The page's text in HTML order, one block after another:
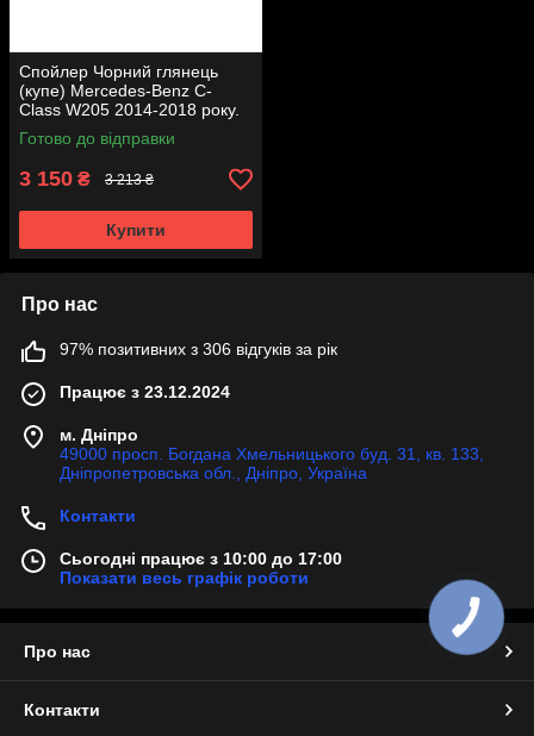
Спойлер Чорний глянець
(купе) Mercedes-Benz C-
Class W205 2014-2018 року.
Готово до відправки
3 150 ₴ 3 213 ₴
Купити
Про нас
97% позитивних з 306 відгуків за рік
Працює з 23.12.2024
м. Дніпро
49000 просп. Богдана Хмельницького буд. 31, кв. 133,
Дніпропетровська обл., Дніпро, Україна
Контакти
Сьогодні працює з 10:00 до 17:00
Показати весь графік роботи
Про нас
Контакти